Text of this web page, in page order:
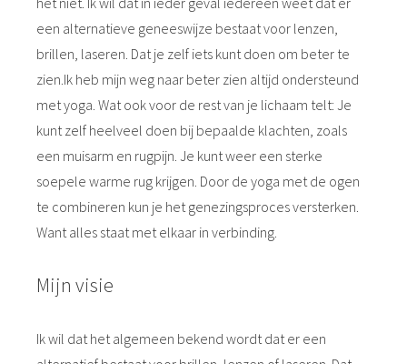
een alternatieve geneeswijze bestaat voor lenzen,
brillen, laseren. Dat je zelf iets kunt doen om beter te
zien.Ik heb mijn weg naar beter zien altijd ondersteund
met yoga. Wat ook voor de rest van je lichaam telt: Je
kunt zelf heelveel doen bij bepaalde klachten, zoals
een muisarm en rugpijn. Je kunt weer een sterke
soepele warme rug krijgen. Door de yoga met de ogen
te combineren kun je het genezingsproces versterken.
Want alles staat met elkaar in verbinding.
Mijn visie
Ik wil dat het algemeen bekend wordt dat er een